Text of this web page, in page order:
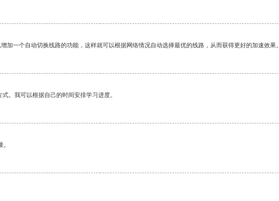
一个自动切换线路的功能，这样就可以根据网络情况自动选择最优的线路，从而获得更好的加速效果。
。我可以根据自己的时间安排学习进度。